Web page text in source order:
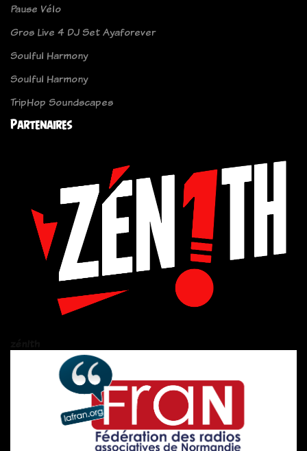
Pause Vélo
Gros Live 4 DJ Set Ayaforever
Soulful Harmony
Soulful Harmony
TripHop Soundscapes
Partenaires